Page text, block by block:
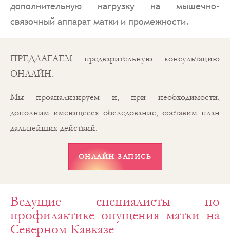
дополнительную нагрузку на мышечно-
связочный аппарат матки и промежности.
ПРЕДЛАГАЕМ предварительную консультацию
ОНЛАЙН.
Мы проанализируем и, при необходимости,
дополним имеющееся обследование, составим план
дальнейших действий.
Ведущие специалисты по
профилактике опущения матки на
Северном Кавказе